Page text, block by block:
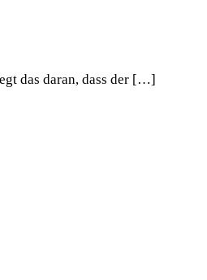
das daran, dass der […]